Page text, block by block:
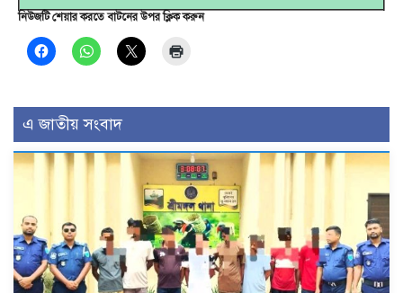
নিউজটি শেয়ার করতে বাটনের উপর ক্লিক করুন
এ জাতীয় সংবাদ